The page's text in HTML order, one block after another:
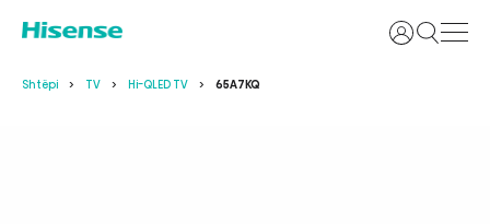
Identifikohu
Shtëpi TV Hi-QLED TV 65A7KQ